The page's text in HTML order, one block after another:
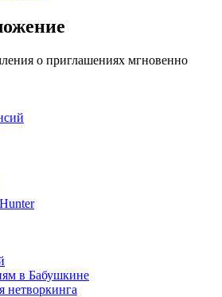
о приглашениях мгновенно
в Бабушкине
нетворкинга